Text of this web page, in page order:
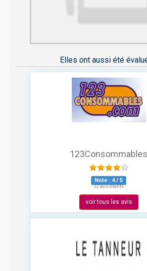
Elles ont aussi été
123Consommables
Note : 4/ 5
22 avis clients
voir tous les avis